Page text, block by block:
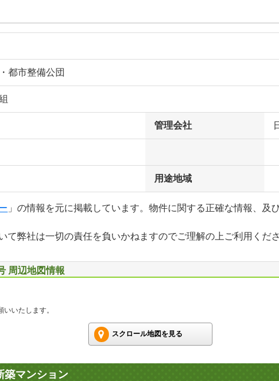
都市整備公団
管理会社
用途地域
」の情報を元に掲載しています。物件に関する正確な情報、及
て弊社は一切の責任を負いかねますのでご理解の上ご利用くださ
周辺地図情報
いたします。
スクロール地図を見る
築マンション